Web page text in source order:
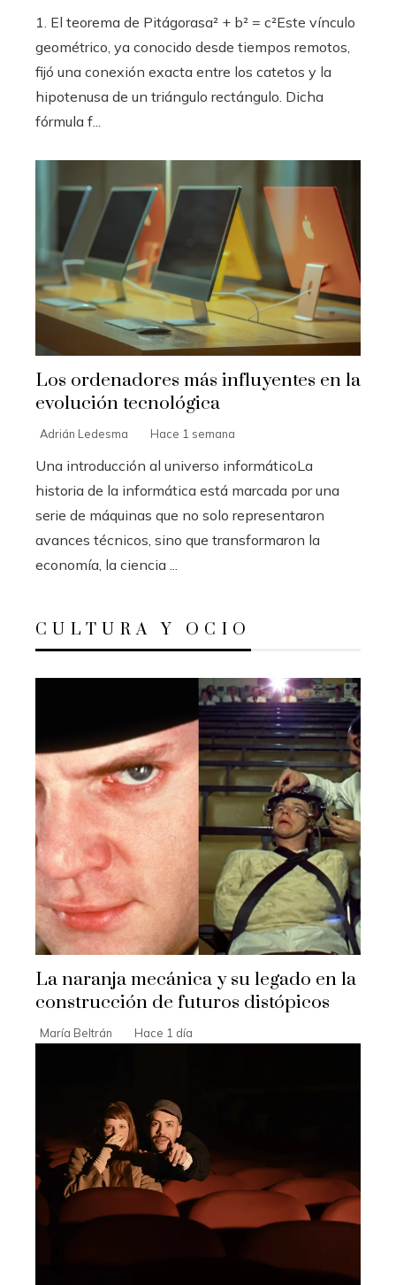
1. El teorema de Pitágorasa² + b² = c²Este vínculo
geométrico, ya conocido desde tiempos remotos,
fijó una conexión exacta entre los catetos y la
hipotenusa de un triángulo rectángulo. Dicha
fórmula f...
Los ordenadores más influyentes en la
evolución tecnológica
Adrián Ledesma Hace 1 semana
Una introducción al universo informáticoLa
historia de la informática está marcada por una
serie de máquinas que no solo representaron
avances técnicos, sino que transformaron la
economía, la ciencia ...
CULTURA Y OCIO
La naranja mecánica y su legado en la
construcción de futuros distópicos
María Beltrán Hace 1 día